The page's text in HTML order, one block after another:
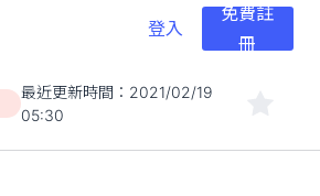
登入
免費註
冊
最近更新時間： 2021/02/19
05:30